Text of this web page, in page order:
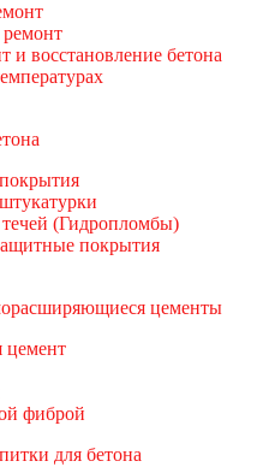
и восстановление бетона
(Гидропломбы)
покрытия
цементы
фиброй
для бетона